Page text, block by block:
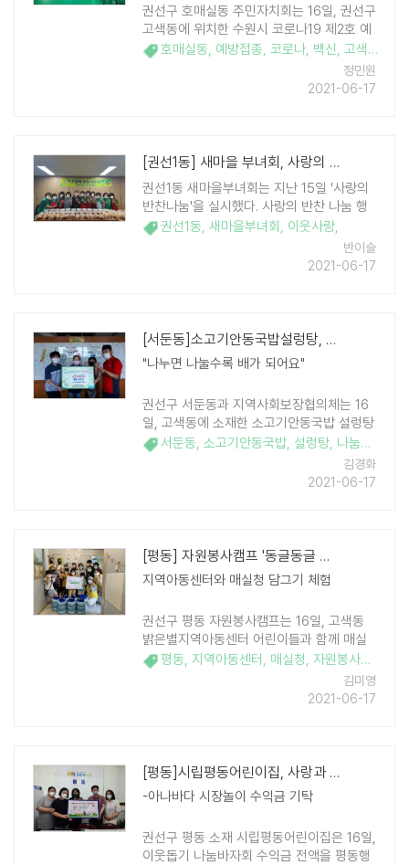
권선구 호매실동 주민자치회는 16일, 권선구
고색동에 위치한 수원시 코로나19 제2호 예
방접종센터에 방문해 봉사활동을 진행했다.
코로나19 예방접종센터에 많은 주민들이 접
종에 참여함에 따라 주민자치회 위원들은 ..
호매실동, 예방접종, 코로나, 백신, 고색동
정민원
2021-06-17
[권선1동] 새마을 부녀회, 사랑의 반찬나눔으로 이웃사랑 실천
권선1동 새마을부녀회는 지난 15일 '사랑의
반찬나눔'을 실시했다. 사랑의 반찬 나눔 행
사는 회원들이 직접 만든 김치, 제육볶음, 양
파 장아찌, 부침개 등 밑반찬을 담아 식사를
챙기기 어려운 관내 홀몸 노인 및 사례관리
권선1동, 새마을부녀회 , 이웃사랑,
반이슬
2021-06-17
[서둔동]소고기안동국밥설렁탕, 착한 나눔가게 동참
"나누면 나눌수록 배가 되어요"
권선구 서둔동과 지역사회보장협의체는 16
일, 고색동에 소재한 소고기안동국밥 설렁탕
(대표 김춘도)이 '착한 나눔가게'에 동참하여
매월 저소득층을 위한 소고기 안동국밥 50
인분을 기탁하기로 했다. 앞서 소고기 ..
서둔동, 소고기안동국밥, 설렁탕, 나눔가게
김경화
2021-06-17
[평동] 자원봉사캠프 '동글동글 사랑을 담궈요'
지역아동센터와 매실청 담그기 체험
권선구 평동 자원봉사캠프는 16일, 고색동
밝은별지역아동센터 어린이들과 함께 매실
청 담그는 체험행사를 추진했다. 이날 행사
는 평동자원봉사캠프 특화사업으로 코로나
평동, 지역아동센터 , 매실청, 자원봉사캠프
김미영
2021-06-17
[평동]시립평동어린이집, 사랑과 나눔을 함께해요
-아나바다 시장놀이 수익금 기탁
권선구 평동 소재 시립평동어린이집은 16일,
이웃돕기 나눔바자회 수익금 전액을 평동행